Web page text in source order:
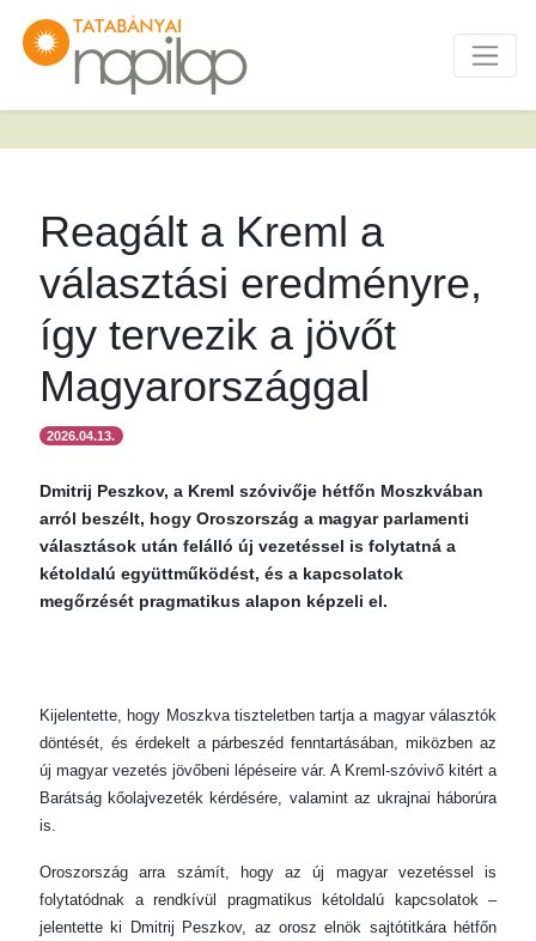
Reagált a Kreml a
választási eredményre,
így tervezik a jövőt
Magyarországgal
2026.04.13.
Dmitrij Peszkov, a Kreml szóvivője hétfőn Moszkvában
arról beszélt, hogy Oroszország a magyar parlamenti
választások után felálló új vezetéssel is folytatná a
kétoldalú együttműködést, és a kapcsolatok
megőrzését pragmatikus alapon képzeli el.
Kijelentette, hogy Moszkva tiszteletben tartja a magyar választók
döntését, és érdekelt a párbeszéd fenntartásában, miközben az
új magyar vezetés jövőbeni lépéseire vár. A Kreml-szóvivő kitért a
Barátság kőolajvezeték kérdésére, valamint az ukrajnai háborúra
is.
Oroszország arra számít, hogy az új magyar vezetéssel is
folytatódnak a rendkívül pragmatikus kétoldalú kapcsolatok –
jelentette ki Dmitrij Peszkov, az orosz elnök sajtótitkára hétfőn